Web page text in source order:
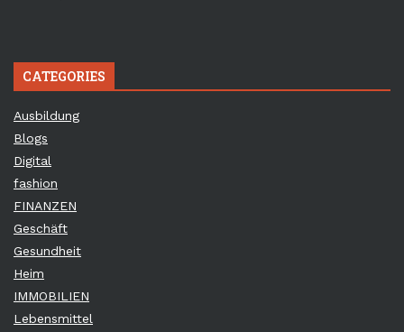
CATEGORIES
Ausbildung
Blogs
Digital
fashion
FINANZEN
Geschäft
Gesundheit
Heim
IMMOBILIEN
Lebensmittel